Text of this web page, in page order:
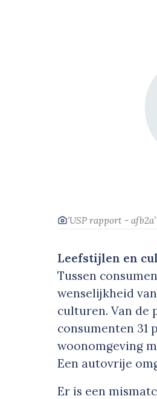
‘USP rapport - afb2a’
Leefstijlen en
Tussen
wenselijkheid
culturen. Van de
consumenten 31
woonomgeving
Een autovrije
Er is een